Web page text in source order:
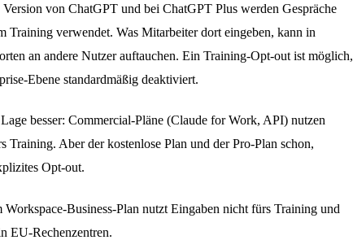
von ChatGPT und bei ChatGPT Plus werden Gespräche
Training verwendet. Was Mitarbeiter dort eingeben, kann in
an andere Nutzer auftauchen. Ein Training-Opt-out ist möglich,
Ebene standardmäßig deaktiviert.
besser: Commercial-Pläne (Claude for Work, API) nutzen
Training. Aber der kostenlose Plan und der Pro-Plan schon,
Opt-out.
Business-Plan nutzt Eingaben nicht fürs Training und
EU-Rechenzentren.